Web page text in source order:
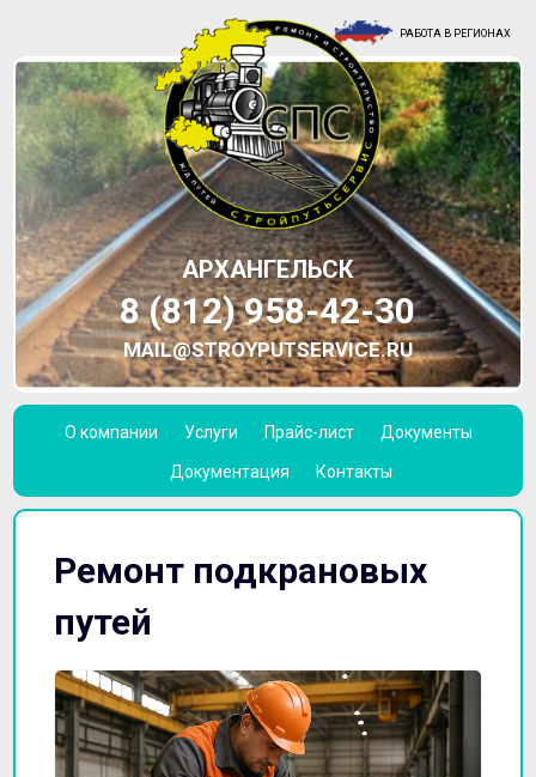
РАБОТА В РЕГИОНАХ
АРХАНГЕЛЬСК
8 (812) 958-42-30
MAIL@STROYPUTSERVICE.RU
О компании Услуги Прайс-лист Документы
Документация Контакты
Ремонт подкрановых
путей